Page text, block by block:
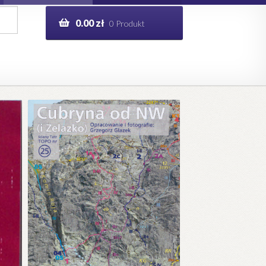
0.00zł 0 Produkt
Help in English